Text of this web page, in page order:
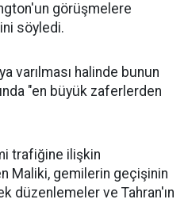
görüşmelere
söyledi.
varılması halinde bunun
"en büyük zaferlerden
trafiğine ilişkin
Maliki, gemilerin geçişinin
düzenlemeler ve Tahran'ın